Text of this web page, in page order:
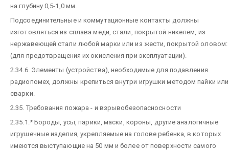
на глубину 0,5-1,0 мм.
Подсоединительные и коммутационные контакты должны
изготовляться из сплава меди, стали, покрытой никелем, из
нержавеющей стали любой марки или из жести, покрытой оловом:
(для предотвращения их окисления при эксплуатации).
2.34.6. Элементы (устройства), необходимые для подавления
радиопомех, должны крепиться внутри игрушки методом пайки или
сварки.
2.35. Требования пожара - и взрывобезопасносности
2.35.1.* Бороды, усы, парики, маски, короны, другие аналогичные
игрушечные изделия, укрепляемые на голове ребенка, в которых
имеются выступающие на 50 мм и более от поверхности самого